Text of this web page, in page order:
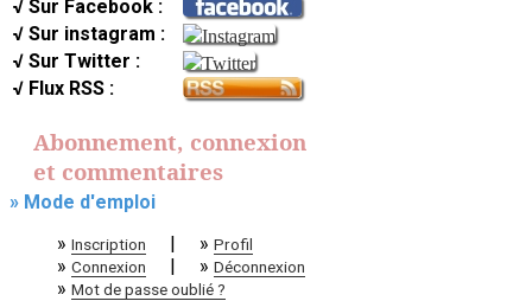
√ Sur Facebook :
√ Sur instagram :
√ Sur Twitter :
√ Flux RSS :
Abonnement, connexion
et commentaires
» Mode d'emploi
» Inscription | » Profil
» Connexion | » Déconnexion
» Mot de passe oublié ?